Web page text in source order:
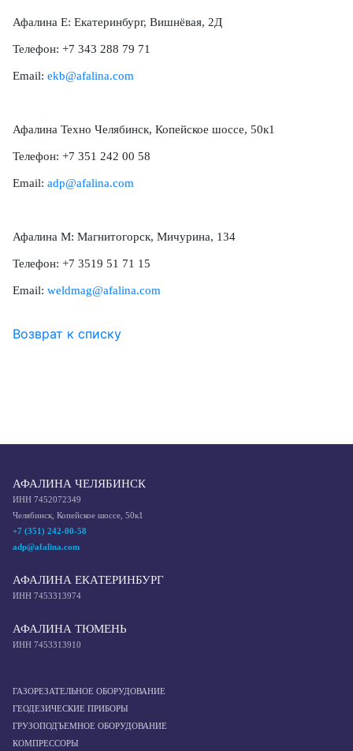
Афалина Е: Екатеринбург, Вишнёвая, 2Д
Телефон: +7 343 288 79 71
Email: ekb@afalina.com
Афалина Техно Челябинск, Копейское шоссе, 50к1
Телефон: +7 351 242 00 58
Email: adp@afalina.com
Афалина М: Магнитогорск, Мичурина, 134
Телефон: +7 3519 51 71 15
Email: weldmag@afalina.com
Возврат к списку
АФАЛИНА ЧЕЛЯБИНСК
ИНН 7452072349
Челябинск, Копейское шоссе, 50к1
+7 (351) 242-00-58
adp@afalina.com
АФАЛИНА ЕКАТЕРИНБУРГ
ИНН 7453313974
АФАЛИНА ТЮМЕНЬ
ИНН 7453313910
ГАЗОРЕЗАТЕЛЬНОЕ ОБОРУДОВАНИЕ
ГЕОДЕЗИЧЕСКИЕ ПРИБОРЫ
ГРУЗОПОДЪЕМНОЕ ОБОРУДОВАНИЕ
КОМПРЕССОРЫ